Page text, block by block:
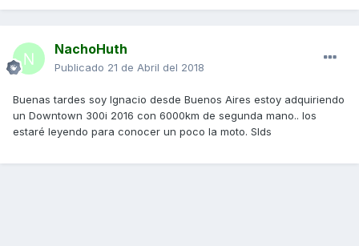
NachoHuth
Publicado 21 de Abril del 2018
Buenas tardes soy Ignacio desde Buenos Aires estoy adquiriendo
un Downtown 300i 2016 con 6000km de segunda mano.. los
estaré leyendo para conocer un poco la moto. Slds